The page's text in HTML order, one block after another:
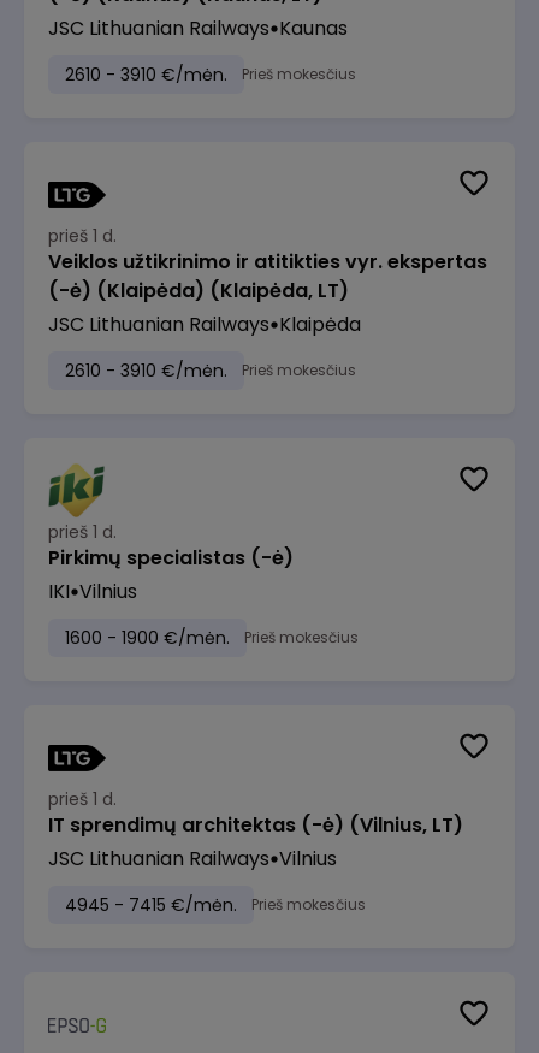
JSC Lithuanian Railways Kaunas
2610 - 3910 €/mėn. Prieš mokesčius
prieš 1 d.
Veiklos užtikrinimo ir atitikties vyr. ekspertas
(-ė) (Klaipėda) (Klaipėda, LT)
JSC Lithuanian Railways Klaipėda
2610 - 3910 €/mėn. Prieš mokesčius
prieš 1 d.
Pirkimų specialistas (-ė)
IKI Vilnius
1600 - 1900 €/mėn. Prieš mokesčius
prieš 1 d.
IT sprendimų architektas (-ė) (Vilnius, LT)
JSC Lithuanian Railways Vilnius
4945 - 7415 €/mėn. Prieš mokesčius